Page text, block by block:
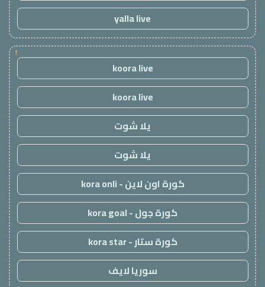
yalla live
!
koora live
koora live
يلا شوت
يلا شوت
كورة اون لاين - kora onli
كورة جول - kora goal
كورة ستار - kora star
سوريا لايف